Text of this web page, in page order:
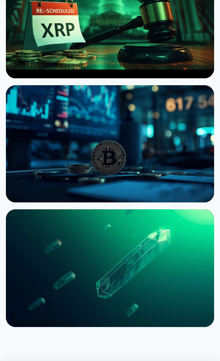
Сенат США відклав голосування по Clarity Act до
вересня
7 серпня 2026 р.4 хв читання
Bernstein попереджає про удар по крипторинку
через провал CLARITY Act у Сенаті